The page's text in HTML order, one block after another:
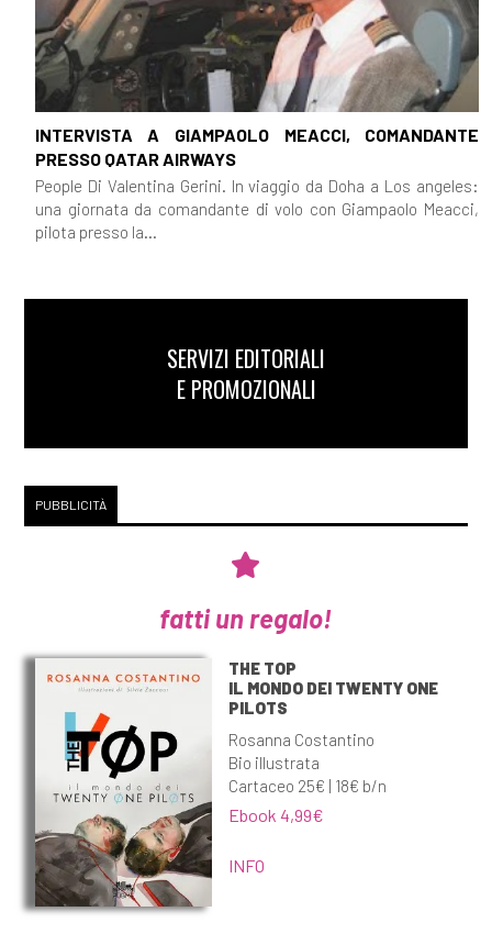
INTERVISTA A GIAMPAOLO MEACCI, COMANDANTE
PRESSO QATAR AIRWAYS
People Di Valentina Gerini. In viaggio da Doha a Los angeles:
una giornata da comandante di volo con Giampaolo Meacci,
pilota presso la...
SERVIZI EDITORIALI
E PROMOZIONALI
PUBBLICITÀ
fatti un regalo!
THE TOP
IL MONDO DEI TWENTY ONE
PILOTS
Rosanna Costantino
Bio illustrata
Cartaceo 25€ | 18€ b/n
Ebook 4,99€
INFO